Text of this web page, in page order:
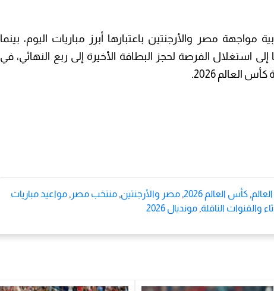
مواجهة مصر والأرجنتين باعتبارها أبرز مباريات اليوم، بينما
استغلال الفرصة لحجز البطاقة الأخيرة إلى ربع النهائي، في
, كأس العالم 2026 , مصر والأرجنتين, منتخب مصر , مواعيد مباريات
والقنوات الناقلة, مونديال 2026